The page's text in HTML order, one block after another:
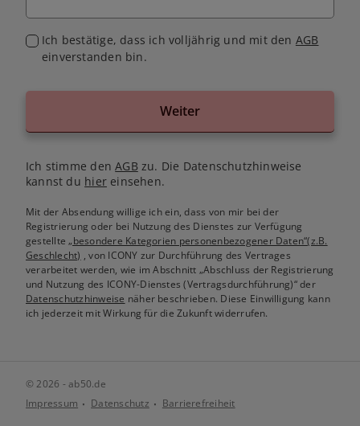
Ich bestätige, dass ich volljährig und mit den AGB
einverstanden bin.
Weiter
Ich stimme denAGB zu. Die Datenschutzhinweise
kannst du hiereinsehen.
Mit der Absendung willige ich ein, dass von mir bei der
Registrierung oder bei Nutzung des Dienstes zur Verfügung
gestellte„besondere Kategorien personenbezogener Daten“(z.B.
Geschlecht) , von ICONY zur Durchführung des Vertrages
verarbeitet werden, wie im Abschnitt „Abschluss der Registrierung
und Nutzung des ICONY-Dienstes (Vertragsdurchführung)“ der
Datenschutzhinweise näher beschrieben. Diese Einwilligung kann
ich jederzeit mit Wirkung für die Zukunft widerrufen.
© 2026 - ab50.de
Impressum
Datenschutz Barrierefreiheit